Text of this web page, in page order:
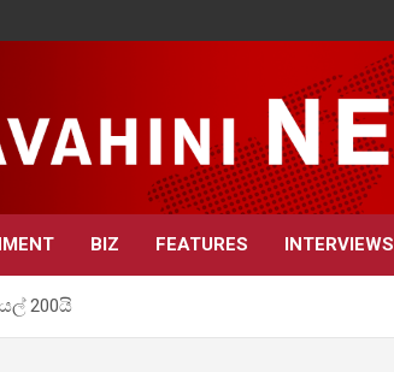
BIZ FEATURES INTERVIEWS
200යි